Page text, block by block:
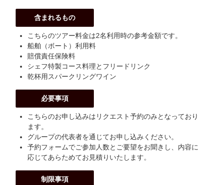
含まれるもの
こちらのツアー料金は2名利用時の参考金額です。
船舶（ボート）利用料
賠償責任保険料
シェフ特製コース料理とフリードリンク
乾杯用スパークリングワイン
必要事項
こちらのお申し込みはリクエスト予約のみとなっており
ます。
グループの代表者を通じてお申し込みください。
予約フォームでご参加人数とご要望をお聞きし、内容に
応じてあらためてお見積りいたします。
制限事項